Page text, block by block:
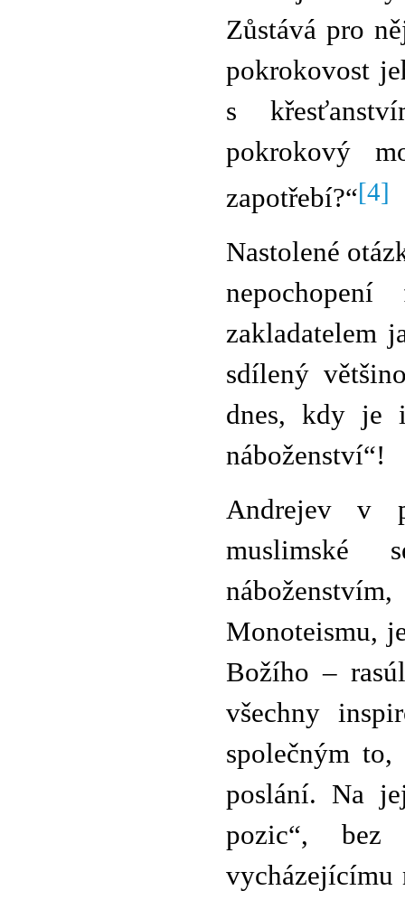
Zůstává pro
pokrokovost
s
pokrokový
zapotřebí?“[4]
Nastolené
zakladatelem
sdílený
dnes, kdy je
náboženství“!
Andrejev v
muslimské
Monoteismu,
Božího –
všechny
společným
poslání. Na
pozic“, bez
vycházejícímu